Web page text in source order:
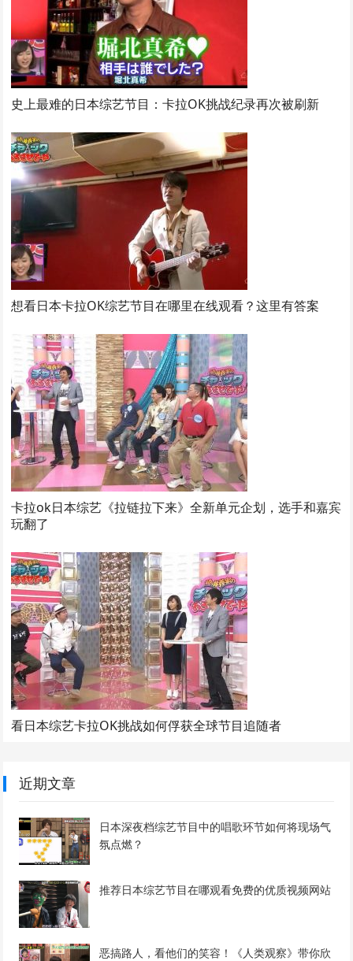
史上最难的日本综艺节目：卡拉OK挑战纪录再次被刷新
想看日本卡拉OK综艺节目在哪里在线观看？这里有答案
卡拉ok日本综艺《拉链拉下来》全新单元企划，选手和嘉宾
玩翻了
看日本综艺卡拉OK挑战如何俘获全球节目追随者
近期文章
日本深夜档综艺节目中的唱歌环节如何将现场气
氛点燃？
推荐日本综艺节目在哪观看免费的优质视频网站
恶搞路人，看他们的笑容！《人类观察》带你欣